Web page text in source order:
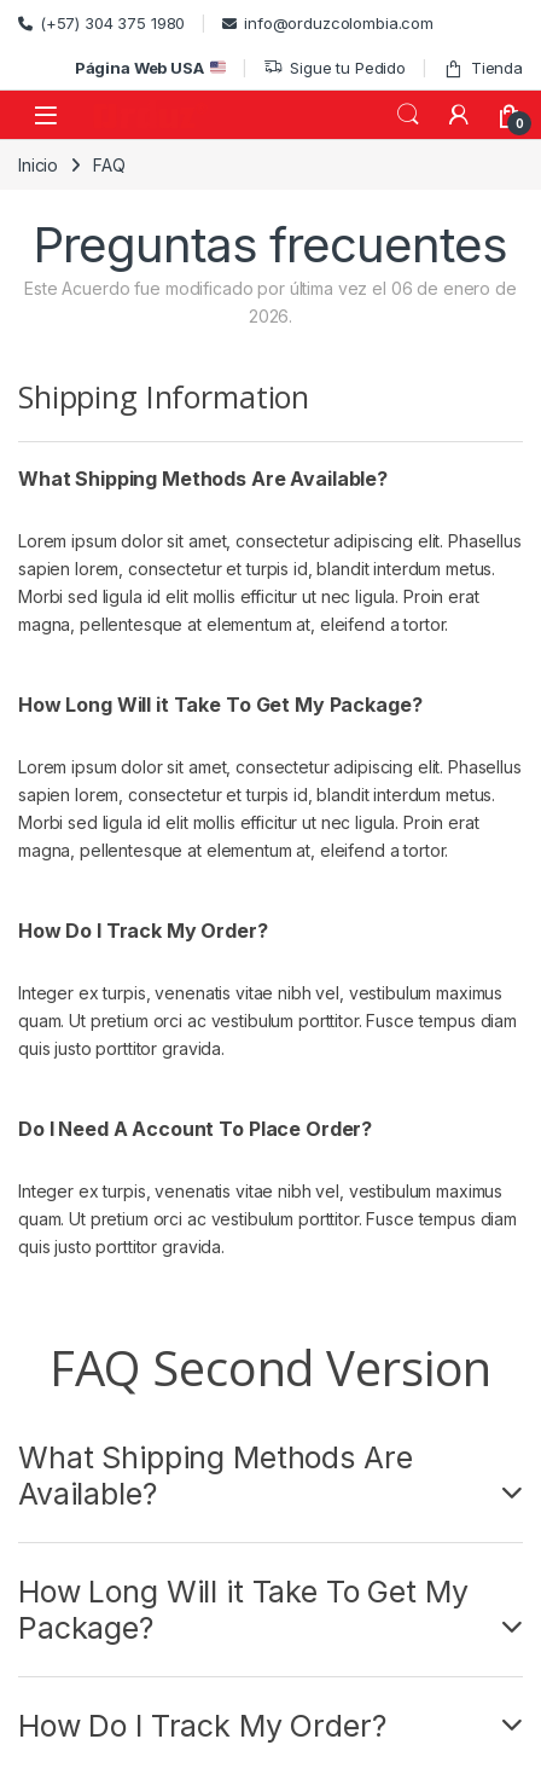
Skip to navigation
Skip to content
(+57) 304 375 1980 info@orduzcolombia.com
Página Web USA Sigue tu Pedido Tienda
0
Inicio FAQ
Preguntas frecuentes
Este Acuerdo fue modificado por última vez el 06 de enero de
2026.
Shipping Information
What Shipping Methods Are Available?
Lorem ipsum dolor sit amet, consectetur adipiscing elit. Phasellus
sapien lorem, consectetur et turpis id, blandit interdum metus.
Morbi sed ligula id elit mollis efficitur ut nec ligula. Proin erat
magna, pellentesque at elementum at, eleifend a tortor.
How Long Will it Take To Get My Package?
Lorem ipsum dolor sit amet, consectetur adipiscing elit. Phasellus
sapien lorem, consectetur et turpis id, blandit interdum metus.
Morbi sed ligula id elit mollis efficitur ut nec ligula. Proin erat
magna, pellentesque at elementum at, eleifend a tortor.
How Do I Track My Order?
Integer ex turpis, venenatis vitae nibh vel, vestibulum maximus
quam. Ut pretium orci ac vestibulum porttitor. Fusce tempus diam
quis justo porttitor gravida.
Do I Need A Account To Place Order?
Integer ex turpis, venenatis vitae nibh vel, vestibulum maximus
quam. Ut pretium orci ac vestibulum porttitor. Fusce tempus diam
quis justo porttitor gravida.
FAQ Second Version
What Shipping Methods Are
Available?
How Long Will it Take To Get My
Package?
How Do I Track My Order?